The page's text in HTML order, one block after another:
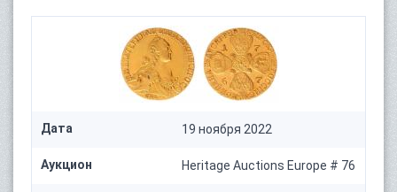
Дата 19 ноября 2022
Аукцион Heritage Auctions Europe # 76